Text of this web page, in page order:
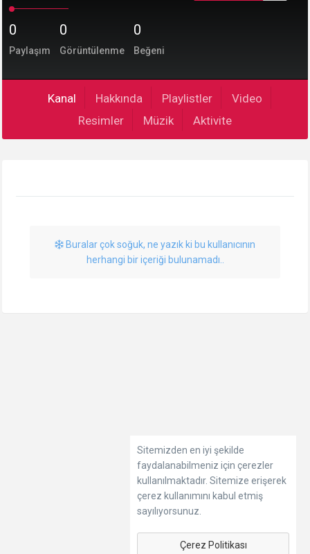
0
Paylaşım
0
Görüntülenme
0
Beğeni
Kanal Hakkında Playlistler
Video
Resimler
Müzik Aktivite
Buralar çok soğuk, ne yazık ki bu kullanıcının
herhangi bir içeriği bulunamadı..
Sitemizden en iyi şekilde
faydalanabilmeniz için çerezler
kullanılmaktadır. Sitemize erişerek
çerez kullanımını kabul etmiş
sayılıyorsunuz.
Çerez Politikası